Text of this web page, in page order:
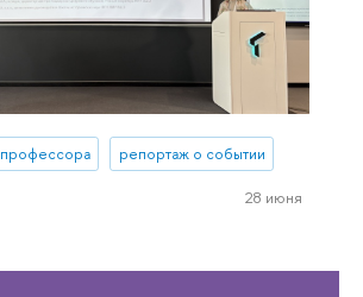
профессора репортаж о событии
28 июня